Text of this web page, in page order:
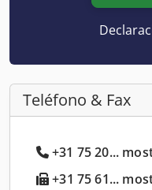
Teléfono & Fax
+31 75 20...
+31 75 61...